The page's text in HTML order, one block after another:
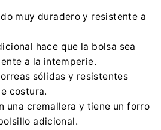
Sp. z o.o. Sp. k.
190, 95-200 Pabianice
42 225 24 89
muy duradero y resistente a
hace que la bolsa sea
a la intemperie.
sólidas y resistentes
costura.
una cremallera y tiene un forro
adicional.